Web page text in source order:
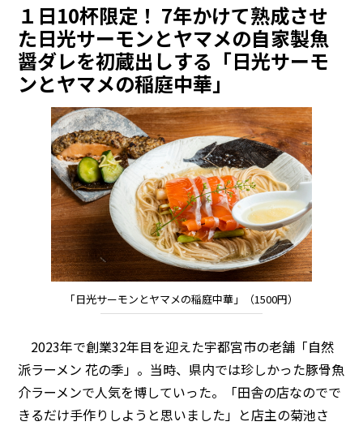
１日10杯限定！ 7年かけて熟成させ
た日光サーモンとヤマメの自家製魚
醤ダレを初蔵出しする「日光サーモ
ンとヤマメの稲庭中華」
「日光サーモンとヤマメの稲庭中華」（1500円）
2023年で創業32年目を迎えた宇都宮市の老舗「自然
派ラーメン 花の季」。当時、県内では珍しかった豚骨魚
介ラーメンで人気を博していった。「田舎の店なのでで
きるだけ手作りしようと思いました」と店主の菊池さ